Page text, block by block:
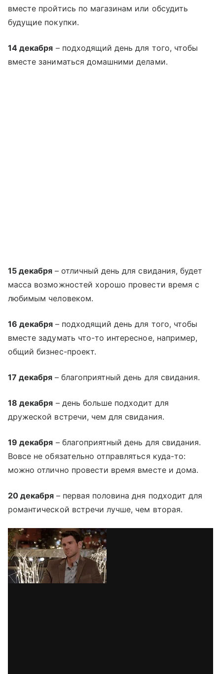
вместе пройтись по магазинам или обсудить
будущие покупки.
14 декабря – подходящий день для того, чтобы
вместе заниматься домашними делами.
15 декабря – отличный день для свидания, будет
масса возможностей хорошо провести время с
любимым человеком.
16 декабря – подходящий день для того, чтобы
вместе задумать что-то интересное, например,
общий бизнес-проект.
17 декабря – благоприятный день для свидания.
18 декабря – день больше подходит для
дружеской встречи, чем для свидания.
19 декабря – благоприятный день для свидания.
Вовсе не обязательно отправляться куда-то:
можно отлично провести время вместе и дома.
20 декабря – первая половина дня подходит для
романтической встречи лучше, чем вторая.